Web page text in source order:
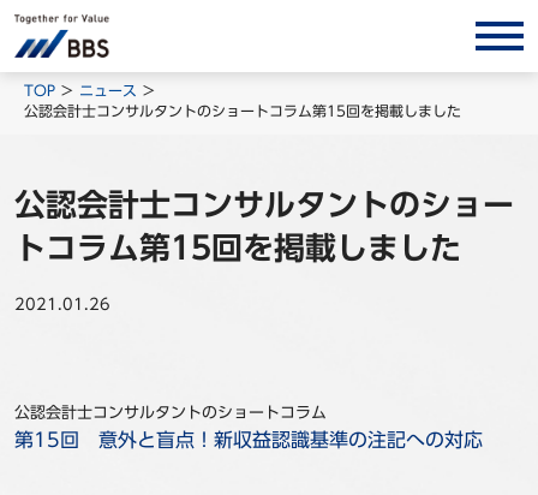
サービス/ソリューション
BPO
インサイト
対談/鼎談
TOP
ニュース
公認会計士コンサルタントのショートコラム第15回を掲載しました
公認会計士コンサルタントのショー
トコラム第15回を掲載しました
2021.01.26
公認会計士コンサルタントのショートコラム
第15回 意外と盲点！新収益認識基準の注記への対応